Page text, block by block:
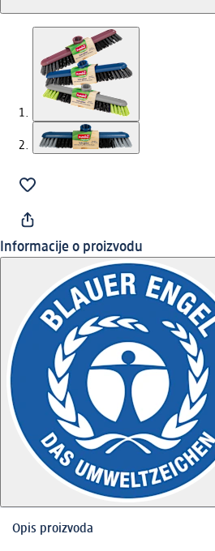
Informacije o proizvodu
Opis proizvoda